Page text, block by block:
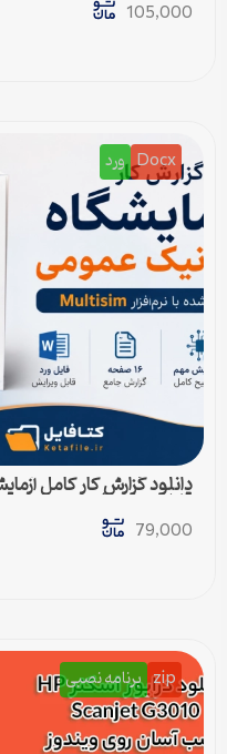
105,000
Docx ورد
دانلود گزارش کار کامل
قابل ویرایش)
79,000
zip برنامه نصبی